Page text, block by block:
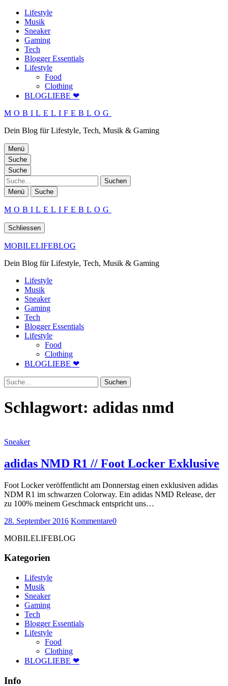
Lifestyle
Musik
Sneaker
Gaming
Tech
Blogger Essentials
Lifestyle
Food
Clothing
BLOGLIEBE ❤
MOBILELIFEBLOG
Dein Blog für Lifestyle, Tech, Musik & Gaming
Menü
Suche
Suche
Suche
Menü Suche
MOBILELIFEBLOG
Schliessen
MOBILELIFEBLOG
Dein Blog für Lifestyle, Tech, Musik & Gaming
Lifestyle
Musik
Sneaker
Gaming
Tech
Blogger Essentials
Lifestyle
Food
Clothing
BLOGLIEBE ❤
Suche
Schlagwort: adidas nmd
Sneaker
adidas NMD R1 // Foot Locker Exklusive
Foot Locker veröffentlicht am Donnerstag einen exklusiven adidas
NDM R1 im schwarzen Colorway. Ein adidas NMD Release, der
zu 100% meinem Geschmack entspricht uns…
28. September 2016 Kommentare0
MOBILELIFEBLOG
Kategorien
Lifestyle
Musik
Sneaker
Gaming
Tech
Blogger Essentials
Lifestyle
Food
Clothing
BLOGLIEBE ❤
Info